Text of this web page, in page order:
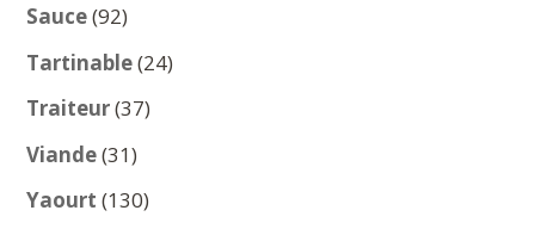
Sauce 9292
produits
Tartinable 2424
Traiteur 3737
Viande 3131
produits
Yaourt 130130